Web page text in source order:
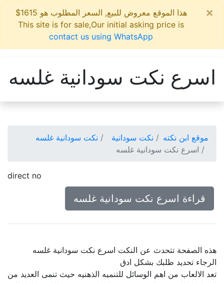
هذا الموقع معروض للبيع, السعر المطلوب هو 1615$
This site is for sale,Our initial asking price is
contact us using WhatsApp
اسرع نكت سودانية غلسه
موقع ابن نكته نكت سودانية
نكت سودانية غلسه
اسرع نكت سودانية غلسه
direct no
قراءة اسرع نكت سودانية غلسه
هذه الصفحة تتحدث عن النكت اسرع نكت سودانية غلسه
الرجاء تحديد طلبك بشكل ادق
تعد الالعاب من اهم الوسائل للتنميه الذهنيه حيث تنمى العديد من